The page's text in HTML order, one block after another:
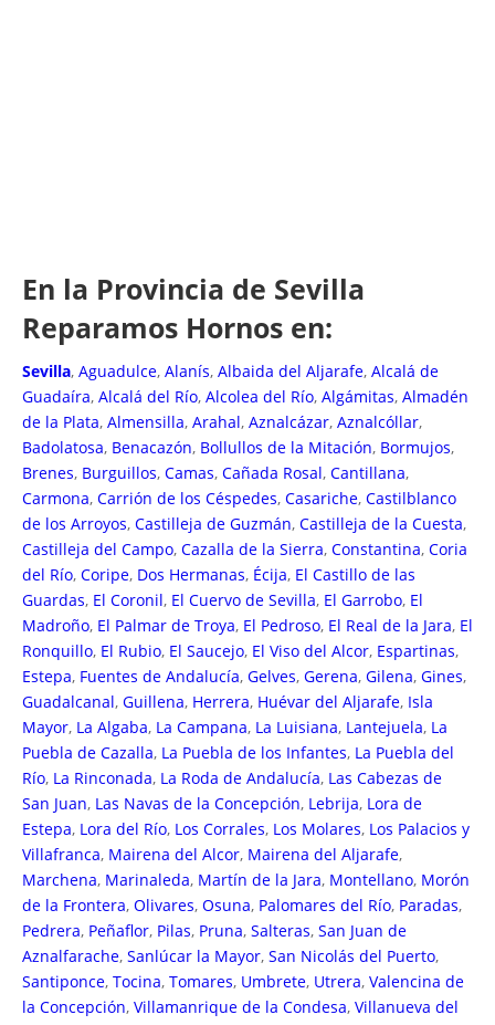
En la Provincia de Sevilla
Reparamos Hornos en:
Sevilla, Aguadulce, Alanís, Albaida del Aljarafe, Alcalá de
Guadaíra, Alcalá del Río, Alcolea del Río, Algámitas, Almadén
de la Plata, Almensilla, Arahal, Aznalcázar, Aznalcóllar,
Badolatosa, Benacazón, Bollullos de la Mitación, Bormujos,
Brenes, Burguillos, Camas, Cañada Rosal, Cantillana,
Carmona, Carrión de los Céspedes, Casariche, Castilblanco
de los Arroyos, Castilleja de Guzmán, Castilleja de la Cuesta,
Castilleja del Campo, Cazalla de la Sierra, Constantina, Coria
del Río, Coripe, Dos Hermanas, Écija, El Castillo de las
Guardas, El Coronil, El Cuervo de Sevilla, El Garrobo, El
Madroño, El Palmar de Troya, El Pedroso, El Real de la Jara, El
Ronquillo, El Rubio, El Saucejo, El Viso del Alcor, Espartinas,
Estepa, Fuentes de Andalucía, Gelves, Gerena, Gilena, Gines,
Guadalcanal, Guillena, Herrera, Huévar del Aljarafe, Isla
Mayor, La Algaba, La Campana, La Luisiana, Lantejuela, La
Puebla de Cazalla, La Puebla de los Infantes, La Puebla del
Río, La Rinconada, La Roda de Andalucía, Las Cabezas de
San Juan, Las Navas de la Concepción, Lebrija, Lora de
Estepa, Lora del Río, Los Corrales, Los Molares, Los Palacios y
Villafranca, Mairena del Alcor, Mairena del Aljarafe,
Marchena, Marinaleda, Martín de la Jara, Montellano, Morón
de la Frontera, Olivares, Osuna, Palomares del Río, Paradas,
Pedrera, Peñaflor, Pilas, Pruna, Salteras, San Juan de
Aznalfarache, Sanlúcar la Mayor, San Nicolás del Puerto,
Santiponce, Tocina, Tomares, Umbrete, Utrera, Valencina de
la Concepción, Villamanrique de la Condesa, Villanueva del